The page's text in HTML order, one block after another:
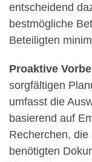
entscheidend
bestmögliche
Beteiligten
Proaktive
sorgfältigen
umfasst die
basierend auf
Recherchen,
benötigten